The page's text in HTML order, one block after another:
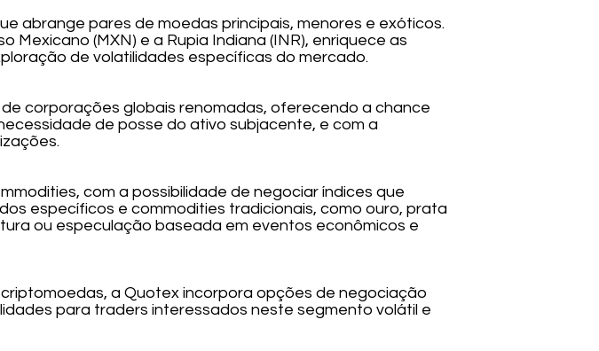
abrange pares de moedas principais, menores e exóticos.
(MXN) e a Rupia Indiana (INR), enriquece as
de volatilidades específicas do mercado.
corporações globais renomadas, oferecendo a chance
de posse do ativo subjacente, e com a
com a possibilidade de negociar índices que
específicos e commodities tradicionais, como ouro, prata
ou especulação baseada em eventos econômicos e
a Quotex incorpora opções de negociação
para traders interessados neste segmento volátil e